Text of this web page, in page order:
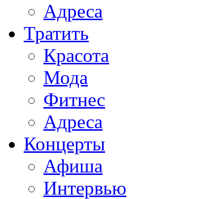
Адреса
Тратить
Красота
Мода
Фитнес
Адреса
Концерты
Афиша
Интервью